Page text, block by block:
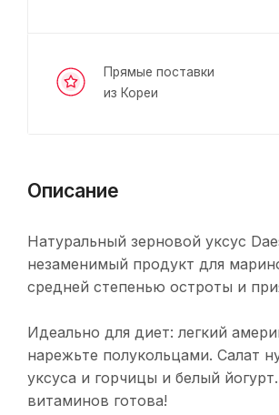
Прямые поставки
из Кореи
Описание
Натуральный зерновой уксус
незаменимый продукт для
средней степенью остроты и
Идеально для диет: легкий
нарежьте полукольцами. Салат
уксуса и горчицы и белый
витаминов готова!